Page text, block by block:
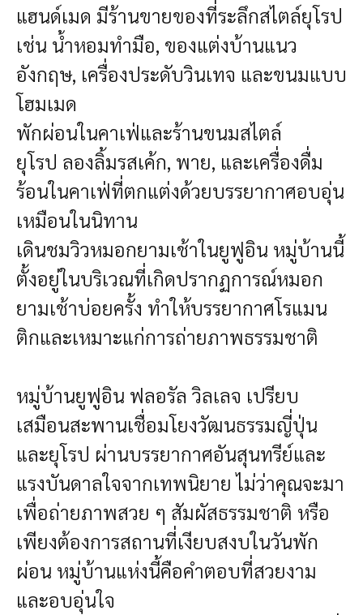
แฮนด์เมด มีร้านขายของที่ระลึกสไตล์ยุโรป
เช่น น้ำหอมทำมือ, ของแต่งบ้านแนว
อังกฤษ, เครื่องประดับวินเทจ และขนมแบบ
โฮมเมด
พักผ่อนในคาเฟ่และร้านขนมสไตล์
ยุโรป ลองลิ้มรสเค้ก, พาย, และเครื่องดื่ม
ร้อนในคาเฟ่ที่ตกแต่งด้วยบรรยากาศอบอุ่น
เหมือนในนิทาน
เดินชมวิวหมอกยามเช้าในยูฟูอิน หมู่บ้านนี้
ตั้งอยู่ในบริเวณที่เกิดปรากฏการณ์หมอก
ยามเช้าบ่อยครั้ง ทำให้บรรยากาศโรแมน
ติกและเหมาะแก่การถ่ายภาพธรรมชาติ
หมู่บ้านยูฟูอิน ฟลอรัล วิลเลจ เปรียบ
เสมือนสะพานเชื่อมโยงวัฒนธรรมญี่ปุ่น
และยุโรป ผ่านบรรยากาศอันสุนทรีย์และ
แรงบันดาลใจจากเทพนิยาย ไม่ว่าคุณจะมา
เพื่อถ่ายภาพสวย ๆ สัมผัสธรรมชาติ หรือ
เพียงต้องการสถานที่เงียบสงบในวันพัก
ผ่อน หมู่บ้านแห่งนี้คือคำตอบที่สวยงาม
และอบอุ่นใจ